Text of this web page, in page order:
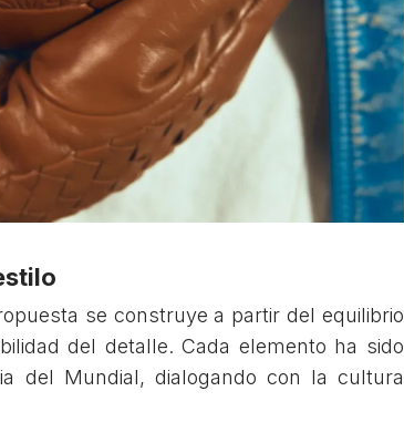
se construye a partir del equilibrio
del detalle. Cada elemento ha sido
del Mundial, dialogando con la cultura